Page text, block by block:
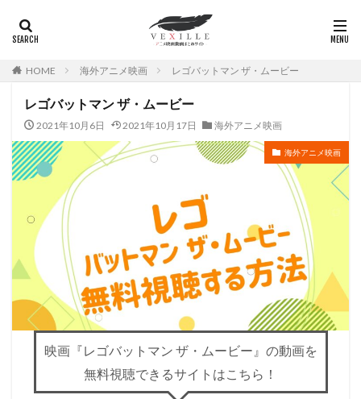
HOME 海外アニメ映画 レゴバットマン ザ・ムービー
レゴバットマン ザ・ムービー
2021年10月6日 2021年10月17日 海外アニメ映画
海外アニメ映画
映画『レゴバットマン ザ・ムービー』の動画を
無料視聴できるサイトはこちら！